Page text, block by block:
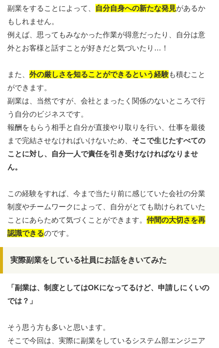
副業をすることによって、 自分自身への新たな発見があるか
もしれません。
例えば、思ってもみなかった作業が得意だったり、自分は意
外とお客様と話すことが好きだと気づいたり…！
また、 外の厳しさを知ることができるという経験も積むこと
ができます。
副業は、当然ですが、会社とまったく関係のないところで行
う自分のビジネスです。
報酬をもらう相手と自分が直接やり取りを行い、仕事を最後
まで完結させなければいけないため、 そこで生じたすべての
ことに対し、自分一人で責任を引き受けなければなりませ
ん。
この経験をすれば、今まで当たり前に感じていた会社の分業
制度やチームワークによって、自分がとても助けられていた
ことにあらためて気づくことができます。 仲間の大切さを再
認識できるのです。
実際副業をしている社員にお話をきいてみた
「副業は、制度としてはOKになってるけど、申請しにくいの
では？」
そう思う方も多いと思います。
そこで今回は、実際に副業をしているシステム部エンジニア